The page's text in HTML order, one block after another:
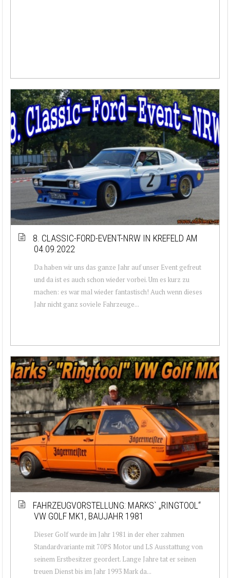
8. CLASSIC-FORD-EVENT-NRW IN KREFELD AM
04.09.2022
Da haben wir uns das ganze Jahr auf unser Event gefreut
und da ist es auch schon wieder vorbei. Um es kurz zu
machen: es war mal wieder fantastisch! Auch wenn dieses
Jahr nicht ganz soviele Fahrzeuge...
FAHRZEUGVORSTELLUNG: MARKS` „RINGTOOL“
VW GOLF MK1, BAUJAHR 1981
Dieser Golf wurde im Jahr 1981 in der eher zahmen
Standardvariante mit 70PS Motor und LS Ausstattung von
seinem Erstbesitzer geordert. Lange Jahre tat er seinen
treuen Dienst bis im Jahr 1993 Mark da...